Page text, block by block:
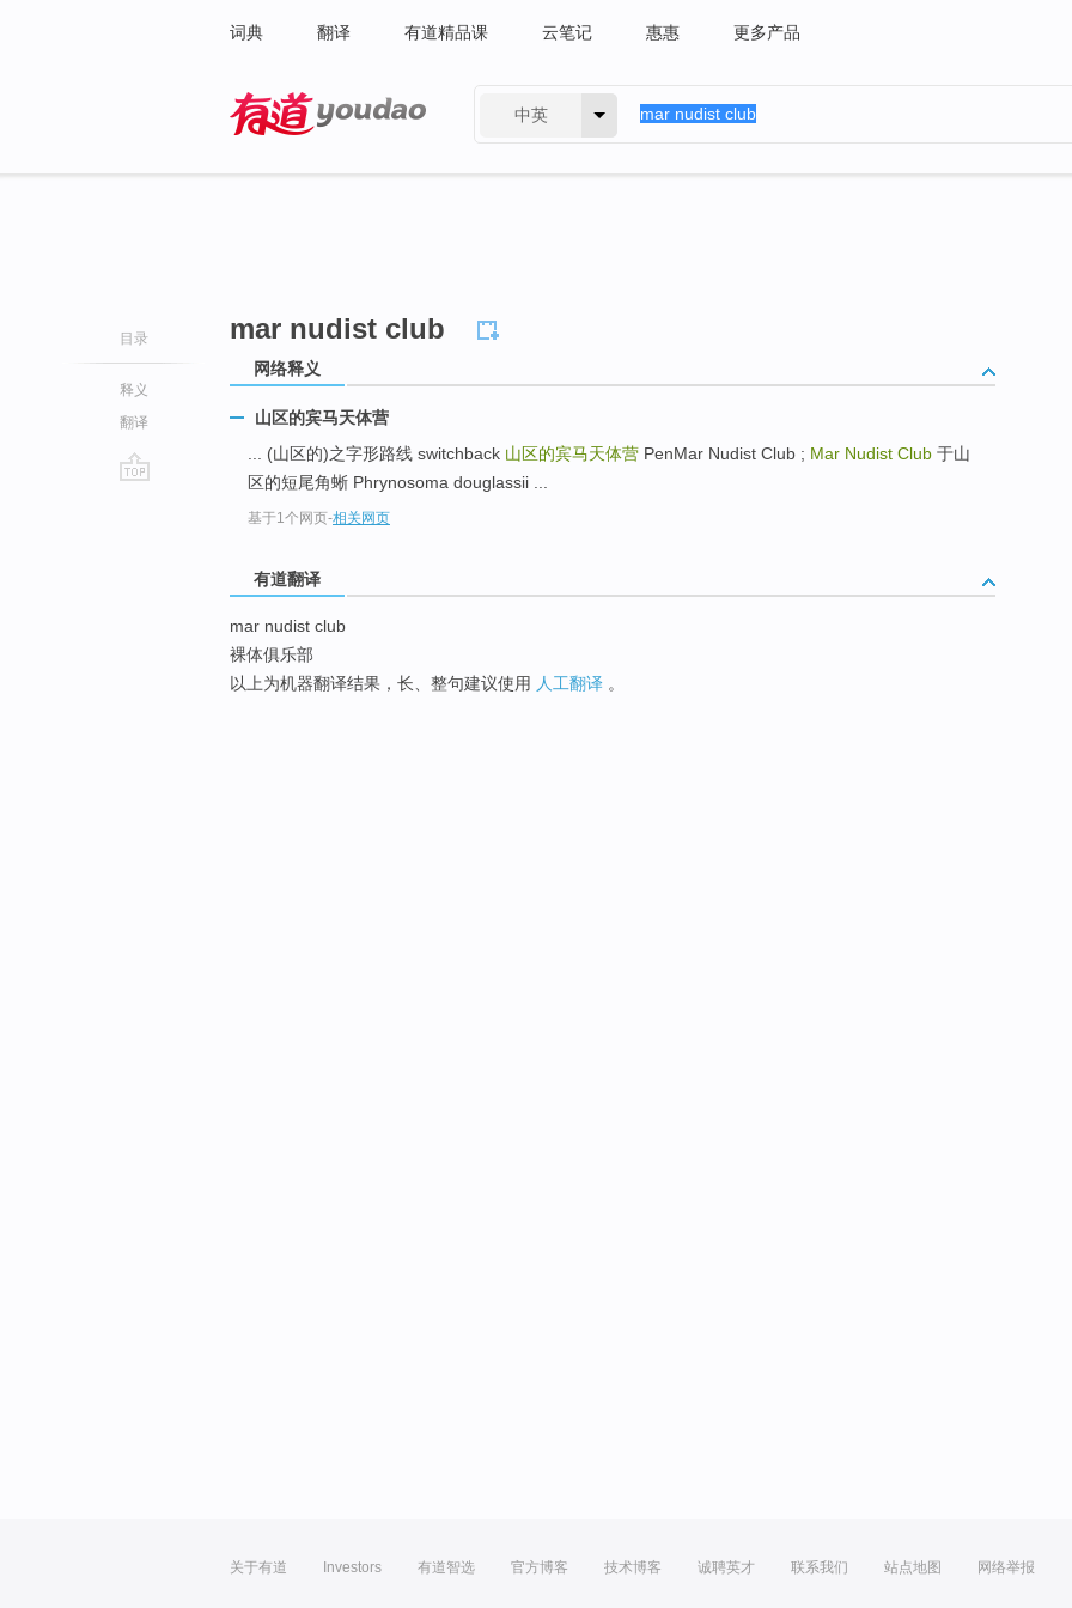
词典 翻译 有道精品课 云笔记 惠惠 更多产品
中英
目录
释义
翻译
mar nudist club
网络释义
山区的宾马天体营
... (山区的)之字形路线 switchback 山区的宾马天体营 PenMar Nudist Club ; Mar Nudist Club 于山
区的短尾角蜥 Phrynosoma douglassii ...
基于1个网页-相关网页
有道翻译
mar nudist club
裸体俱乐部
以上为机器翻译结果，长、整句建议使用 人工翻译 。
关于有道 Investors 有道智选 官方博客 技术博客 诚聘英才 联系我们 站点地图 网络举报